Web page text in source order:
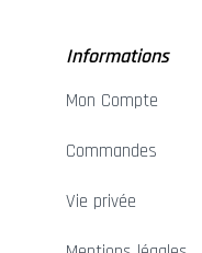
Informations
Mon Compte
Commandes
Vie privée